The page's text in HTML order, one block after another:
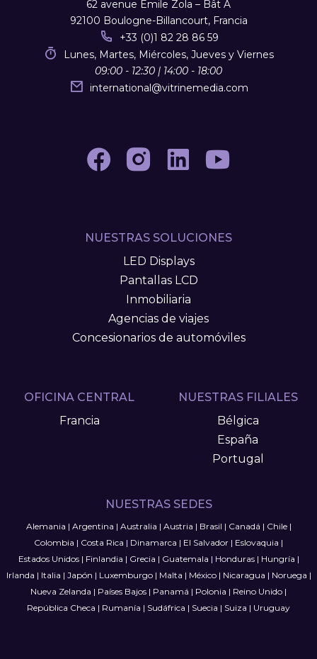
62 avenue Emile Zola – Bât A
92100 Boulogne-Billancourt, Francia
+33 (0)1 82 28 86 59
Lunes, Martes, Miércoles, Jueves y Viernes
09:00 - 12:30 | 14:00 - 18:00
international@vitrinemedia.com
NUESTRAS SOLUCIONES
LED Displays
Pantallas LCD
Inmobiliaria
Agencias de viajes
Concesionarios de automóviles
OFICINA CENTRAL
Francia
NUESTRAS FILIALES
Bélgica
España
Portugal
NUESTRAS SEDES
Alemania | Argentina | Australia | Austria | Brasil | Canadá | Chile|
Colombia | Costa Rica | Dinamarca | El Salvador | Eslovaquia |
Estados Unidos| Finlandia | Grecia | Guatemala | Honduras| Hungría |
Irlanda | Italia | Japón | Luxemburgo| Malta | México| Nicaragua | Noruega |
Nueva Zelanda | Países Bajos | Panamá | Polonia | Reino Unido |
República Checa | Rumanía | Sudáfrica | Suecia | Suiza | Uruguay